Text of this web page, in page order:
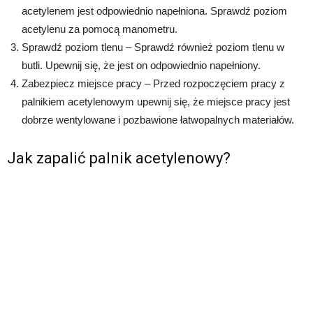
acetylenem jest odpowiednio napełniona. Sprawdź poziom
acetylenu za pomocą manometru.
Sprawdź poziom tlenu – Sprawdź również poziom tlenu w
butli. Upewnij się, że jest on odpowiednio napełniony.
Zabezpiecz miejsce pracy – Przed rozpoczęciem pracy z
palnikiem acetylenowym upewnij się, że miejsce pracy jest
dobrze wentylowane i pozbawione łatwopalnych materiałów.
Jak zapalić palnik acetylenowy?